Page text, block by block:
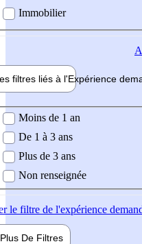
Immobilier
filtres liés à l'Expérience
demandée
Moins de 1 an
De 1 à 3 ans
Plus de 3 ans
Non renseignée
le filtre de l'expérience
Plus De Filtres